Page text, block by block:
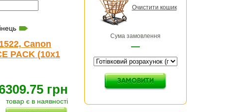
Canon
PACK (10x1
грн
товар є в наявності
Очистити кошик
Сума замовлення
—